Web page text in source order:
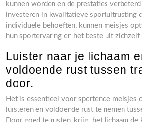
kunnen worden en de prestaties
investeren in kwalitatieve sportuitrusting
individuele behoeften, kunnen meisjes
hun sportervaring en het beste uit zichzelf
Luister naar je lichaam
voldoende rust tussen
door.
Het is essentieel voor sportende meisjes
luisteren en voldoende rust te nemen
Door goed te rusten, krijgt het lichaam de